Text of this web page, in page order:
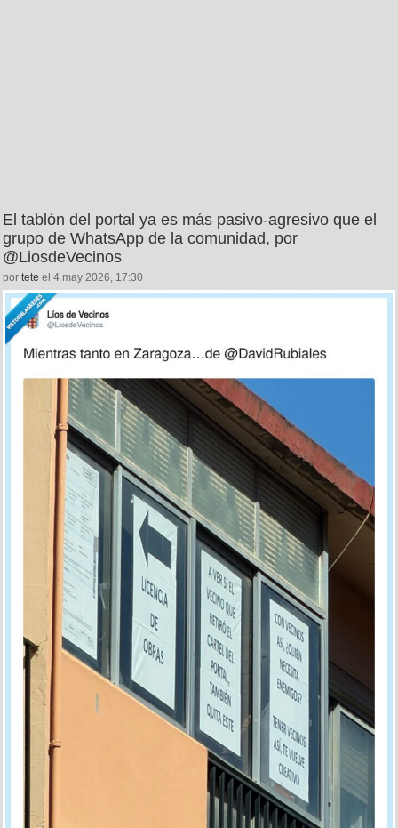
El tablón del portal ya es más pasivo-agresivo que el
grupo de WhatsApp de la comunidad, por
@LiosdeVecinos
por tete el 4 may 2026, 17:30